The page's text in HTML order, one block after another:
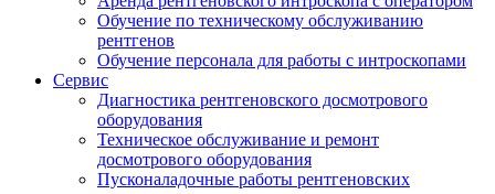
Обучение по техническому обслуживанию
рентгенов
Обучение персонала для работы с интроскопами
Сервис
Диагностика рентгеновского досмотрового
оборудования
Техническое обслуживание и ремонт
досмотрового оборудования
Пусконаладочные работы рентгеновских